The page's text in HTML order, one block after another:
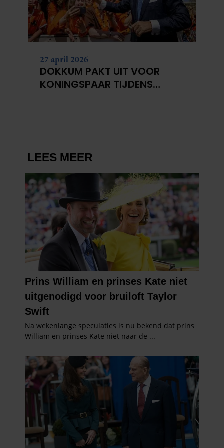
27 april 2026
DOKKUM PAKT UIT VOOR
KONINGSPAAR TIJDENS